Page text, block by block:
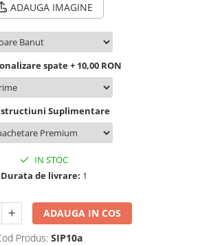
ADAUGA IMAGINE
spate + 10,00 RON
Suplimentare
IN STOC
Durata de livrare: 1
ADAUGA IN COS
Produs: SIP10a